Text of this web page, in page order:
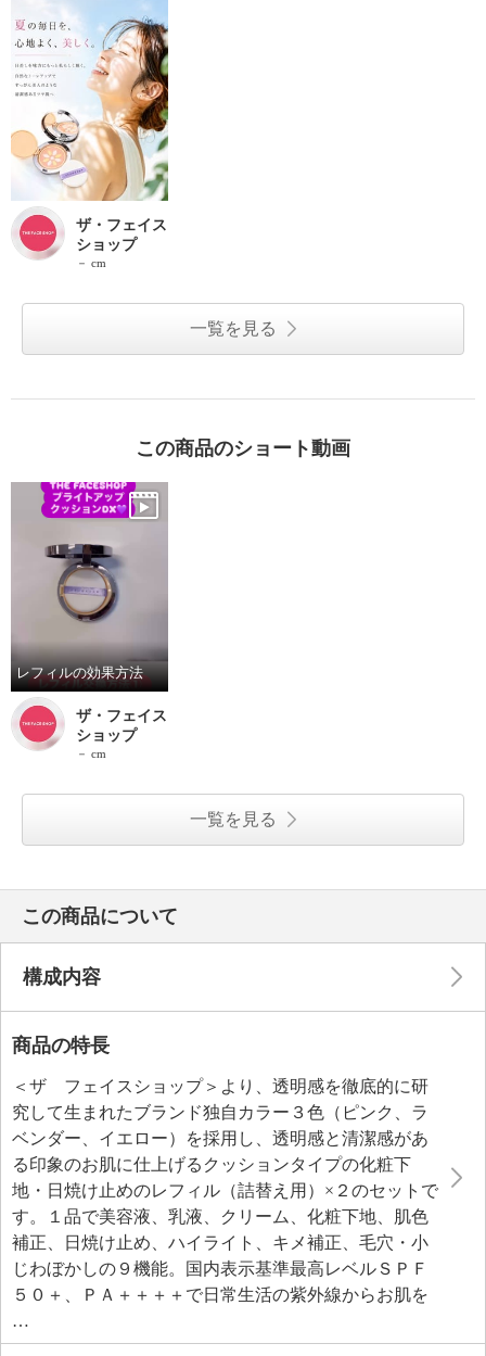
ザ・フェイス
ショップ
－ cm
一覧を見る
この商品のショート動画
レフィルの効果方法
ザ・フェイス
ショップ
－ cm
一覧を見る
この商品について
構成内容
商品の特長
＜ザ フェイスショップ＞より、透明感を徹底的に研
究して生まれたブランド独自カラー３色（ピンク、ラ
ベンダー、イエロー）を採用し、透明感と清潔感があ
る印象のお肌に仕上げるクッションタイプの化粧下
地・日焼け止めのレフィル（詰替え用）×２のセットで
す。１品で美容液、乳液、クリーム、化粧下地、肌色
補正、日焼け止め、ハイライト、キメ補正、毛穴・小
じわぼかしの９機能。国内表示基準最高レベルＳＰＦ
５０＋、ＰＡ＋＋＋＋で日常生活の紫外線からお肌を
ガード。年齢と共に気になるくすんだ印象のお肌を、
メイク効果で明るく輝くようなツヤ肌へと演出しま